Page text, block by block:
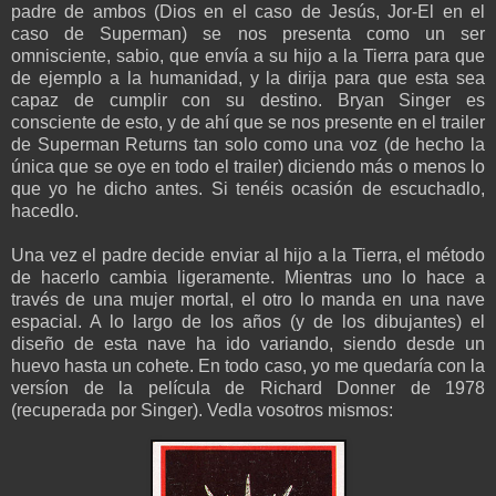
padre de ambos (Dios en el caso de Jesús, Jor-El en el
caso de Superman) se nos presenta como un ser
omnisciente, sabio, que envía a su hijo a la Tierra para que
de ejemplo a la humanidad, y la dirija para que esta sea
capaz de cumplir con su destino. Bryan Singer es
consciente de esto, y de ahí que se nos presente en el trailer
de Superman Returns tan solo como una voz (de hecho la
única que se oye en todo el trailer) diciendo más o menos lo
que yo he dicho antes. Si tenéis ocasión de escuchadlo,
hacedlo.
Una vez el padre decide enviar al hijo a la Tierra, el método
de hacerlo cambia ligeramente. Mientras uno lo hace a
través de una mujer mortal, el otro lo manda en una nave
espacial. A lo largo de los años (y de los dibujantes) el
diseño de esta nave ha ido variando, siendo desde un
huevo hasta un cohete. En todo caso, yo me quedaría con la
versíon de la película de Richard Donner de 1978
(recuperada por Singer). Vedla vosotros mismos: